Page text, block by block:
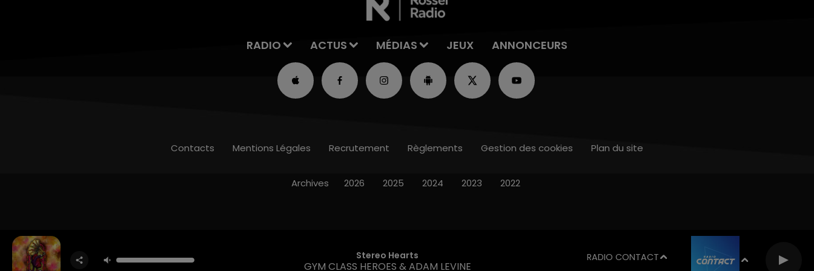
RADIO ACTUS MÉDIAS JEUX ANNONCEURS
Stereo Hearts
GYM CLASS HEROES & ADAM LEVINE
RADIO CONTACT
Contacts Mentions Légales Recrutement Règlements Gestion des cookies Plan du site
Archives 2026 2025 2024 2023 2022